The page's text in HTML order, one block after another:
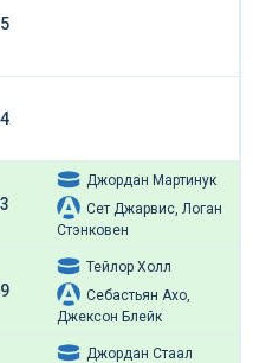
Джордан Мартинук
Сет Джарвис, Логан
Стэнковен
Тейлор Холл
Себастьян Ахо,
Джексон Блейк
Джордан Стаал